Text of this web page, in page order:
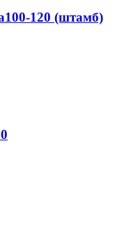
120 (штамб)